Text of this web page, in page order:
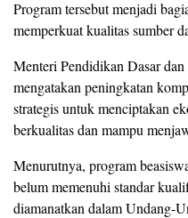
Program tersebut menjadi
memperkuat kualitas sumber
Menteri Pendidikan Dasar
mengatakan peningkatan
strategis untuk menciptakan
berkualitas dan mampu
Menurutnya, program
belum memenuhi standar
diamanatkan dalam Undang-